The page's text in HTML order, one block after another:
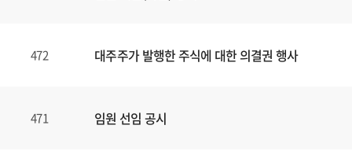
472 대주주가 발행한 주식에 대한 의결권 행사
471 임원 선임 공시